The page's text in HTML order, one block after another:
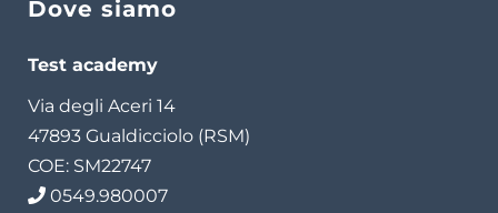
Dove siamo
Test academy
Via degli Aceri 14
47893 Gualdicciolo (RSM)
COE: SM22747
0549.980007